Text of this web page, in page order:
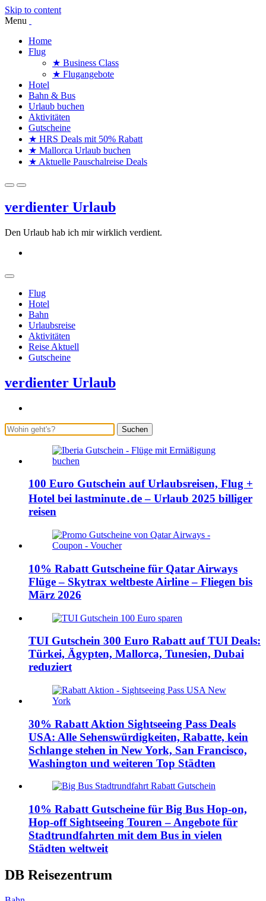
Skip to content
Menu
Home
Flug
★ Business Class
★ Flugangebote
Hotel
Bahn & Bus
Urlaub buchen
Aktivitäten
Gutscheine
★ HRS Deals mit 50% Rabatt
★ Mallorca Urlaub buchen
★ Aktuelle Pauschalreise Deals
verdienter Urlaub
Den Urlaub hab ich mir wirklich verdient.
Flug
Hotel
Bahn
Urlaubsreise
Aktivitäten
Reise Aktuell
Gutscheine
verdienter Urlaub
Suchen
100 Euro Gutschein auf Urlaubsreisen, Flug +
Hotel bei lastminute․de – Urlaub 2025 billiger
reisen
10% Rabatt Gutscheine für Qatar Airways
Flüge – Skytrax weltbeste Airline – Fliegen bis
März 2026
TUI Gutschein 300 Euro Rabatt auf TUI Deals:
Türkei, Ägypten, Mallorca, Tunesien, Dubai
reduziert
30% Rabatt Aktion Sightseeing Pass Deals
USA: Alle Sehenswürdigkeiten, Rabatte, kein
Schlange stehen in New York, San Francisco,
Washington und weiteren Top Städten
10% Rabatt Gutscheine für Big Bus Hop-on,
Hop-off Sightseeing Touren – Angebote für
Stadtrundfahrten mit dem Bus in vielen
Städten weltweit
DB Reisezentrum